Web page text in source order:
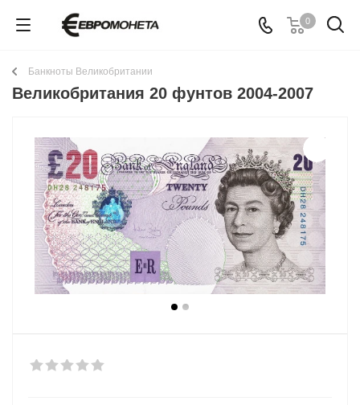
0
Банкноты Великобритании
Великобритания 20 фунтов 2004-2007